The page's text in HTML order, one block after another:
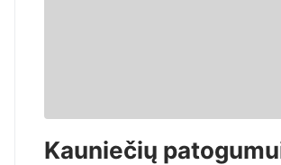
Kauniečių